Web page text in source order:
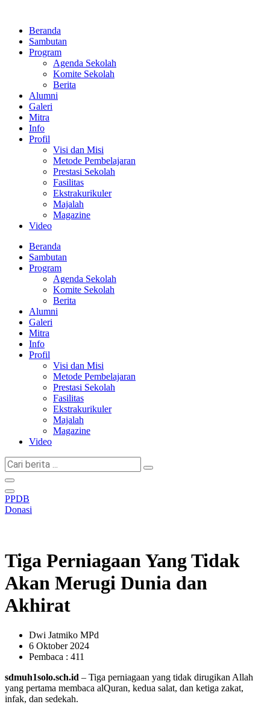
kontenBeranda
Sambutan
Program
Agenda Sekolah
Komite Sekolah
Berita
Alumni
Galeri
Mitra
Info
Profil
Visi dan Misi
Metode Pembelajaran
Prestasi Sekolah
Fasilitas
Ekstrakurikuler
Majalah
Magazine
Video
Beranda
Sambutan
Program
Agenda Sekolah
Komite Sekolah
Berita
Alumni
Galeri
Mitra
Info
Profil
Visi dan Misi
Metode Pembelajaran
Prestasi Sekolah
Fasilitas
Ekstrakurikuler
Majalah
Magazine
Video
Cari
berita
...
PPDB
Donasi
Tiga Perniagaan Yang Tidak
Akan Merugi Dunia dan
Akhirat
Dwi Jatmiko MPd
6 Oktober 2024
Pembaca : 411
sdmuh1solo.sch.id – Tiga perniagaan yang tidak dirugikan Allah
yang pertama membaca alQuran, kedua salat, dan ketiga zakat,
infak, dan sedekah.